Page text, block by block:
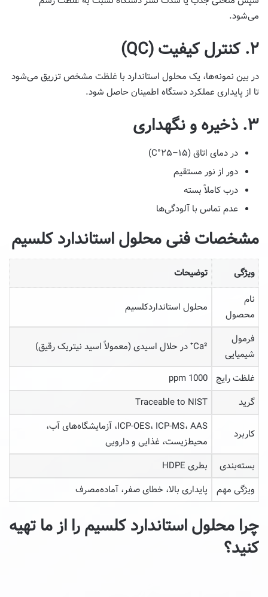
می‌شود.
۲. کنترل کیفیت (QC)
در بین نمونه‌ها، یک محلول استاندارد با غلظت مشخص تزریق می‌شود
تا از پایداری عملکرد دستگاه اطمینان حاصل شود.
۳. ذخیره و نگهداری
در دمای اتاق (۱۵–۲۵°C)
دور از نور مستقیم
درب کاملاً بسته
عدم تماس با آلودگی‌ها
مشخصات فنی محلول استاندارد کلسیم
ویژگی
توضیحات
نام
محصول
محلول استانداردکلسیم
فرمول
شیمیایی
Ca²⁺ در حلال اسیدی (معمولاً اسید نیتریک رقیق)
غلظت رایج
1000 ppm
گرید
Traceable to NIST
کاربرد
ICP-OES، ICP-MS، AAS، آزمایشگاه‌های آب،
محیط‌زیست، غذایی و دارویی
بسته‌بندی
بطری HDPE
ویژگی مهم
پایداری بالا، خطای صفر، آماده‌مصرف
چرا محلول استاندارد کلسیم را از ما تهیه
کنید؟